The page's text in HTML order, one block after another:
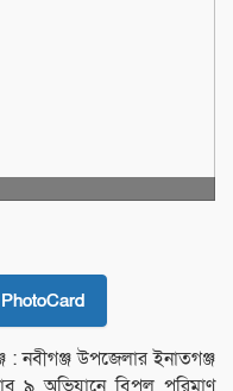
: নবীগঞ্জ উপজেলার ইনাতগঞ্জ